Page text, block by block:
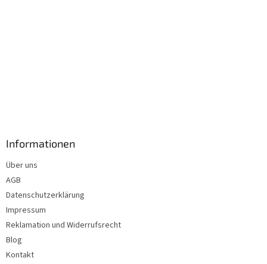
Informationen
Über uns
AGB
Datenschutzerklärung
Impressum
Reklamation und Widerrufsrecht
Blog
Kontakt